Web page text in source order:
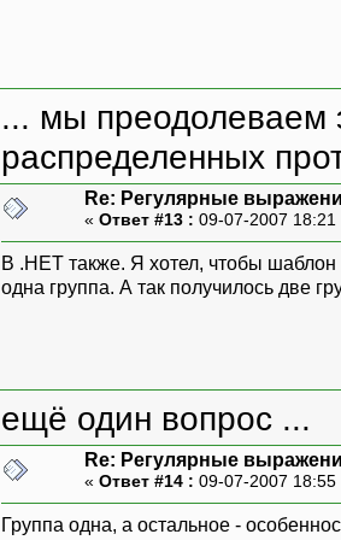
... мы преодолеваем
распределенных
Re: Регулярные
« Ответ #13 : 09-07-2007
В .НЕТ также. Я хотел, чтобы шаблон
одна группа. А так получилось две
ещё один вопрос ...
Re: Регулярные
« Ответ #14 : 09-07-2007
Группа одна, а остальное -